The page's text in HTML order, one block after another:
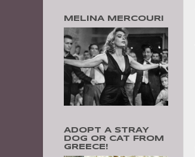
MELINA MERCOURI
ADOPT A STRAY
DOG OR CAT FROM
GREECE!